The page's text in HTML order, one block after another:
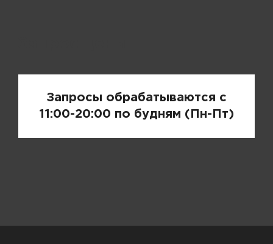
Запросы обрабатываются с
11:00-20:00 по будням (Пн-Пт)